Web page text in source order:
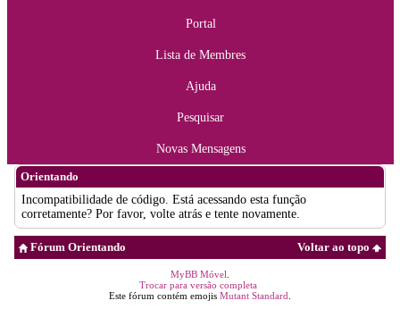
Portal
Lista de Membres
Ajuda
Pesquisar
Novas Mensagens
Orientando
Incompatibilidade de código. Está acessando esta função
corretamente? Por favor, volte atrás e tente novamente.
Voltar ao topo
Fórum Orientando
MyBB Móvel
Trocar para versão completa
Este fórum contém emojis Mutant Standard